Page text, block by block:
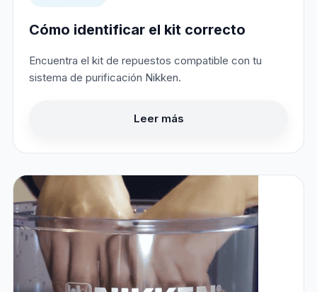
Cómo identificar el kit correcto
Encuentra el kit de repuestos compatible con tu
sistema de purificación Nikken.
Leer más